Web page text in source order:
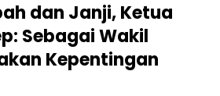
dan Janji, Ketua
Sebagai Wakil
Kepentingan